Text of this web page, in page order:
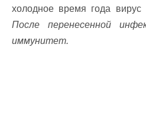
холодное время года вирус
После перенесенной
иммунитет.